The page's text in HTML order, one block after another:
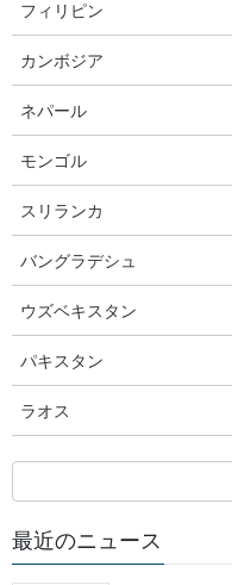
ン
ン
へ
キ
プ
ビ
ー
ョ
に
動
2023年4月28日
厚生労働省
厚生労働省｜
政処分等を行
フィリピン
カンボジア
ネパール
モンゴル
スリランカ
バングラデシュ
ウズベキスタン
パキスタン
ラオス
最近のニュース